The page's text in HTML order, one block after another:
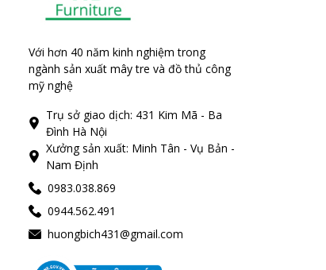
Với hơn 40 năm kinh nghiệm trong
ngành sản xuất mây tre và đồ thủ công
mỹ nghệ
Trụ sở giao dịch: 431 Kim Mã - Ba
Đình Hà Nội
Xưởng sản xuất: Minh Tân - Vụ Bản -
Nam Định
0983.038.869
0944.562.491
huongbich431@gmail.com